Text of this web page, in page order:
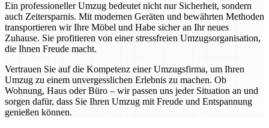
Ein professioneller Umzug bedeutet nicht nur Sicherheit, sondern
auch Zeitersparnis. Mit modernen Geräten und bewährten Methoden
transportieren wir Ihre Möbel und Habe sicher an Ihr neues
Zuhause. Sie profitieren von einer stressfreien Umzugsorganisation,
die Ihnen Freude macht.
Vertrauen Sie auf die Kompetenz einer Umzugsfirma, um Ihren
Umzug zu einem unvergesslichen Erlebnis zu machen. Ob
Wohnung, Haus oder Büro – wir passen uns jeder Situation an und
sorgen dafür, dass Sie Ihren Umzug mit Freude und Entspannung
genießen können.